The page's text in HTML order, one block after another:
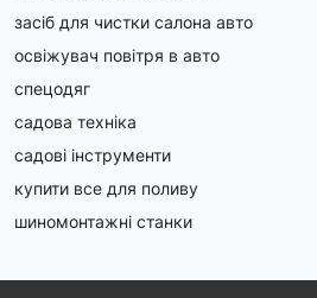
засіб для чистки салона авто
освіжувач повітря в авто
спецодяг
садова техніка
садові інструменти
купити все для поливу
шиномонтажні станки